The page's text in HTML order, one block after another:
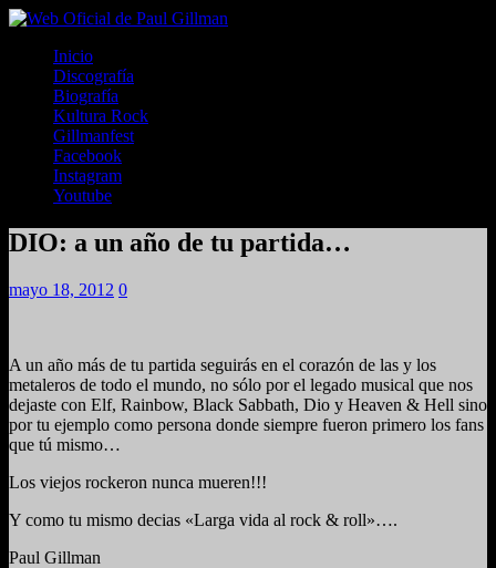
Inicio
Discografía
Biografía
Kultura Rock
Gillmanfest
Facebook
Instagram
Youtube
DIO: a un año de tu partida…
mayo 18, 2012 0
A un año más de tu partida seguirás en el corazón de las y los
metaleros de todo el mundo, no sólo por el legado musical que nos
dejaste con Elf, Rainbow, Black Sabbath, Dio y Heaven & Hell sino
por tu ejemplo como persona donde siempre fueron primero los fans
que tú mismo…
Los viejos rockeron nunca mueren!!!
Y como tu mismo decias «Larga vida al rock & roll»….
Paul Gillman